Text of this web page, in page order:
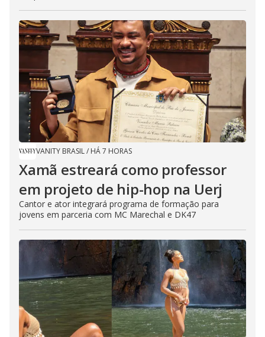
VANITY BRASIL/ HÁ 7 HORAS
Xamã estreará como professor
em projeto de hip-hop na Uerj
Cantor e ator integrará programa de formação para
jovens em parceria com MC Marechal e DK47